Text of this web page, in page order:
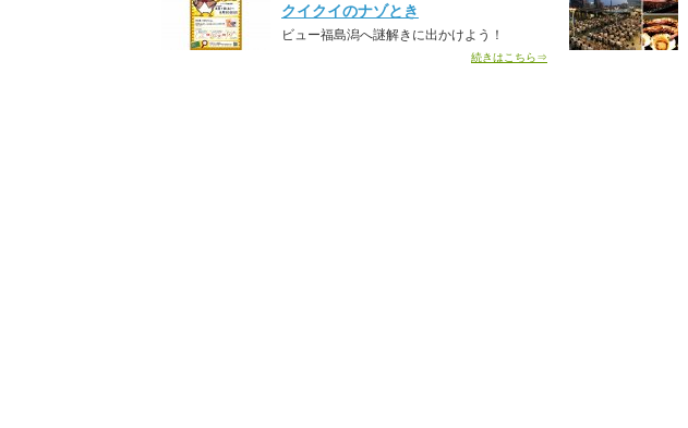
クイクイのナゾとき
ビュー福島潟へ謎解きに出かけよう！
続きはこちら⇒